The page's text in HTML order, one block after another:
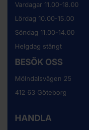
Vardagar 11.00-18.00
Lördag 10.00-15.00
Söndag 11.00-14.00
Helgdag stängt
BESÖK OSS
Mölndalsvägen 25
412 63 Göteborg
HANDLA